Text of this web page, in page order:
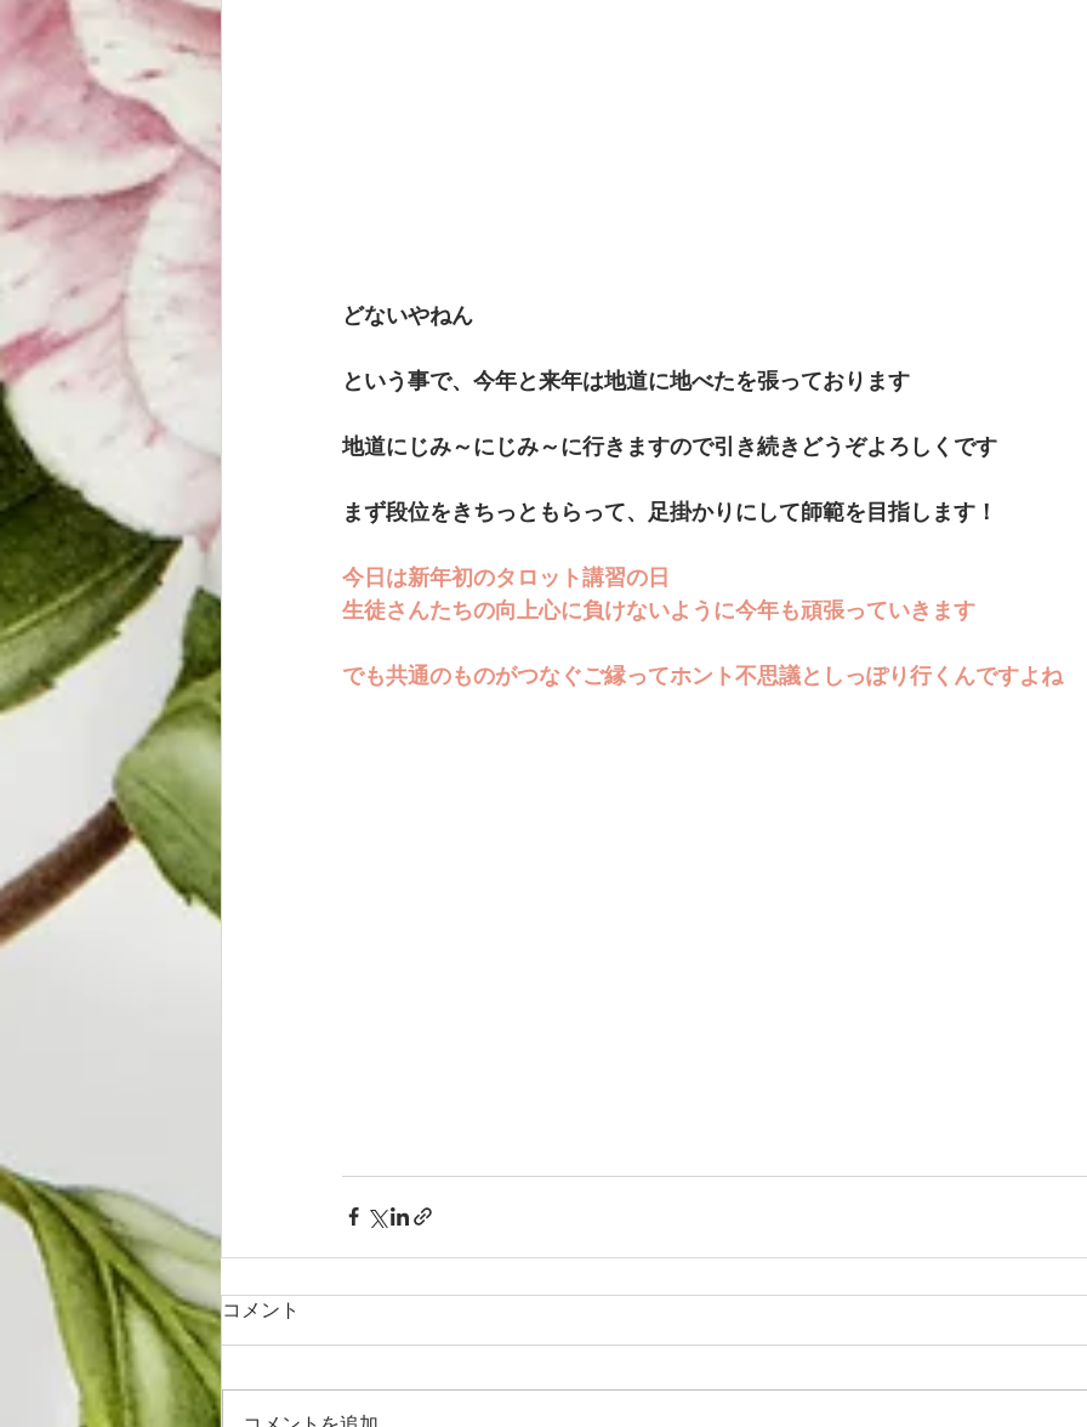
どないやねん
という事で、今年と来年は地道に地べたを張っております
地道にじみ～にじみ～に行きますので引き続きどうぞよろしくです
まず段位をきちっともらって、足掛かりにして師範を目指します！
今日は新年初のタロット講習の日
生徒さんたちの向上心に負けないように今年も頑張っていきます
でも共通のものがつなぐご縁ってホント不思議としっぽり行くんですよね
コメント